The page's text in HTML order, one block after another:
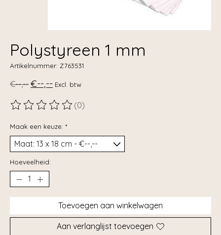
Polystyreen 1 mm
Artikelnummer: Z763531
€--,-- €--,-- Excl. btw
De beoordeling van dit product is
(0)
Maak een keuze: *
Hoeveelheid:
Toevoegen aan winkelwagen
Aan verlanglijst toevoegen